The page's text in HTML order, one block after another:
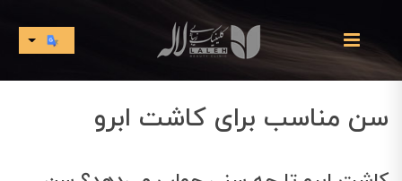
سن مناسب برای کاشت ابرو